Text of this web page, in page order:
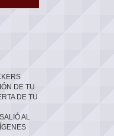
DE TU
DE TU
AL